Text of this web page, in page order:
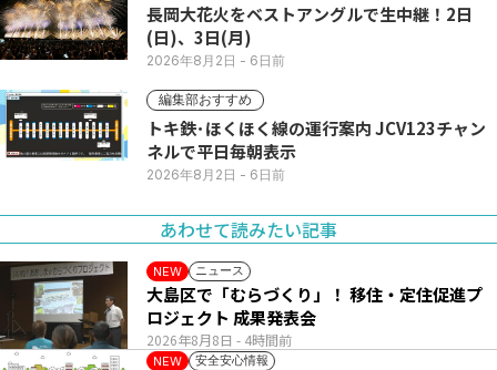
長岡大花火をベストアングルで生中継！2日
(日)、3日(月)
2026年8月2日 - 6日前
編集部おすすめ
トキ鉄･ほくほく線の運行案内 JCV123チャン
ネルで平日毎朝表示
2026年8月2日 - 6日前
あわせて読みたい記事
NEW ニュース
2026年8月8日 - 4時間前
大島区で「むらづくり」！ 移住・定住促進プ
ロジェクト 成果発表会
NEW 安全安心情報